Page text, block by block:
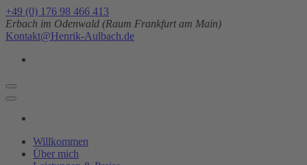
Zum
Inhalt
springen
drücken)
+49 (0) 176 98 466 413
Erbach im Odenwald (Raum Frankfurt am Main)
Kontakt@Henrik-Aulbach.de
Willkommen
Über mich